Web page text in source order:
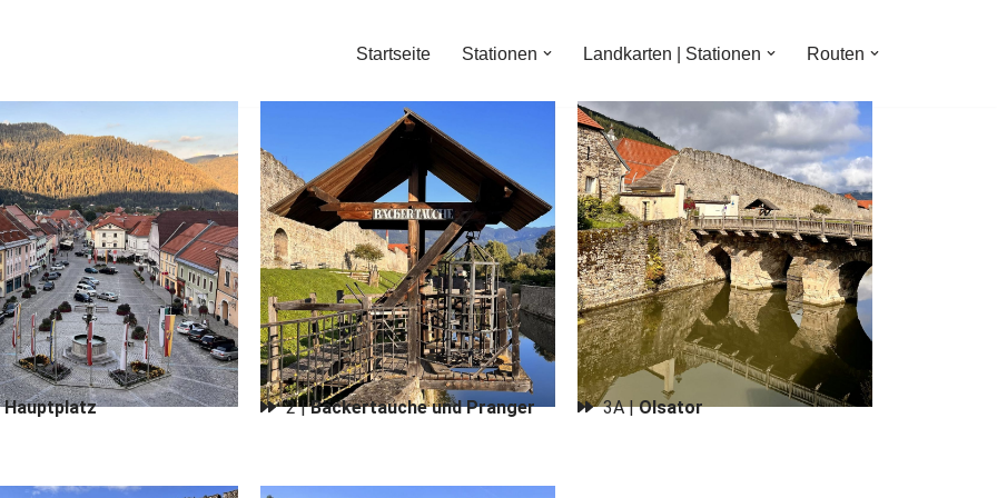
Startseite Stationen Landkarten | Stationen Routen
Hauptplatz 2 |Bäckertauche und Pranger 3A |Olsator